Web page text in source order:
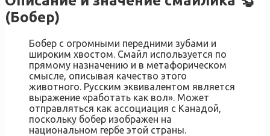
(Бобер)
Бобер с огромными передними зубами и
широким хвостом. Смайл используется по
прямому назначению и в метафорическом
смысле, описывая качество этого
животного. Русским эквивалентом является
выражение «работать как вол». Может
отправляться как ассоциация с Канадой,
поскольку бобер изображен на
национальном гербе этой страны.